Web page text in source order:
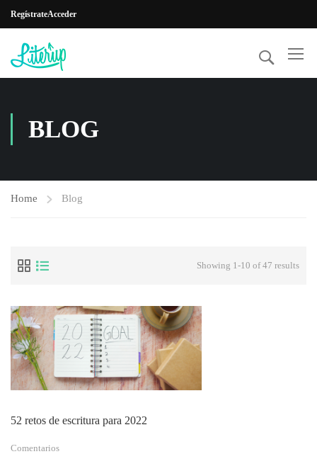
RegístrateAcceder
BLOG
Home Blog
Showing 1-10 of 47 results
52 retos de escritura para 2022
Comentarios